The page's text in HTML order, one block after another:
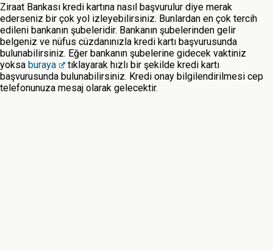
Ziraat Bankası kredi kartına nasıl başvurulur diye merak
ederseniz bir çok yol izleyebilirsiniz. Bunlardan en çok tercih
edileni bankanın şubeleridir. Bankanın şubelerinden gelir
belgeniz ve nüfus cüzdanınızla kredi kartı başvurusunda
bulunabilirsiniz. Eğer bankanın şubelerine gidecek vaktiniz
yoksa buraya
tıklayarak hızlı bir şekilde kredi kartı
başvurusunda bulunabilirsiniz. Kredi onay bilgilendirilmesi cep
telefonunuza mesaj olarak gelecektir.